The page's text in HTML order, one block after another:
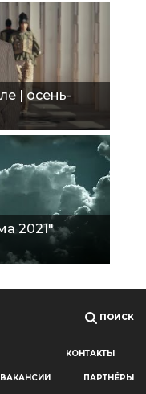
технологии,
| осень-
2021"
ПОИСК
КОНТАКТЫ
ВАКАНСИИ ПАРТНЁРЫ